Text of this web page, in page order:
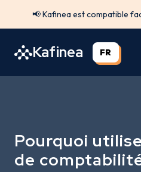
📢 Kafinea est compatible
Kafinea FR
Pourquoi
de